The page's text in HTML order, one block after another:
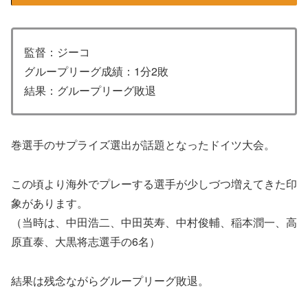
監督：ジーコ
グループリーグ成績：1分2敗
結果：グループリーグ敗退
巻選手のサプライズ選出が話題となったドイツ大会。
この頃より海外でプレーする選手が少しづつ増えてきた印
象があります。
（当時は、中田浩二、中田英寿、中村俊輔、稲本潤一、高
原直泰、大黒将志選手の6名）
結果は残念ながらグループリーグ敗退。